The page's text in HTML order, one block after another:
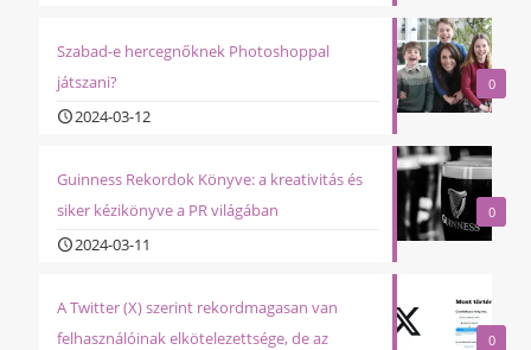
0
Szabad-e hercegnőknek Photoshoppal
játszani?
2024-03-12
0
Guinness Rekordok Könyve: a kreativitás és
siker kézikönyve a PR világában
2024-03-11
0
A Twitter (X) szerint rekordmagasan van
felhasználóinak elkötelezettsége, de az